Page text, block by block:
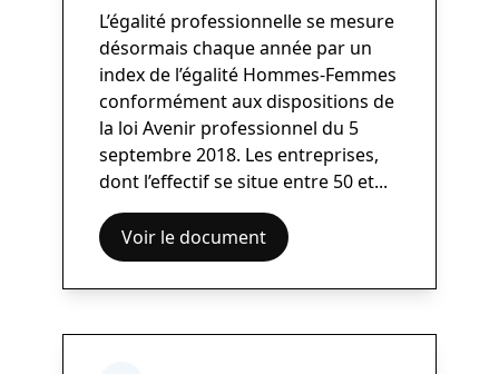
L’égalité professionnelle se mesure
désormais chaque année par un
index de l’égalité Hommes-Femmes
conformément aux dispositions de
la loi Avenir professionnel du 5
septembre 2018. Les entreprises,
dont l’effectif se situe entre 50 et...
Voir le document